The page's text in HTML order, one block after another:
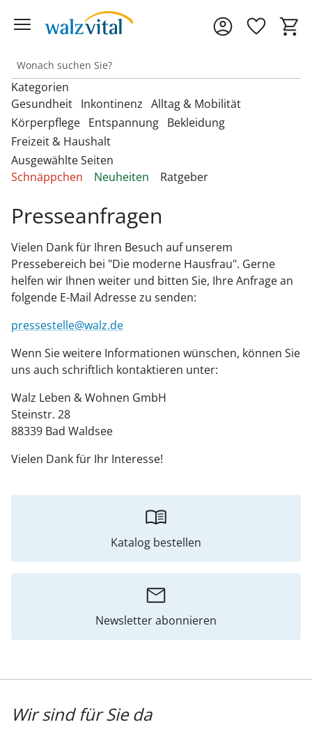
Kategorien
Gesundheit
Entdecken Sie unsere Kategorien
Bandagen
Blutdruckmessgeräte &
Pulsoximeter
Diabetikerbedarf
Fitnessgeräte
Fußpflegeprodukte
Hausapotheke
‎ Alle Anzeigen
Fußbandagen
Kniebandagen
Rückenbandagen & Stützgürtel
Inkontinenz
Entdecken Sie unsere Kategorien
Beckenbodentrainer
Inkontinenzauflagen
Inkontinenzeinlagen
Inkontinenzhosen
Inkontinenz-
Hygieneprodukte
Toilettenstühle
Nachttöpfe
Alltag & Mobilität
Entdecken Sie unsere Kategorien
Anziehhilfen
Aufstehhilfen
Aufstehsessel
Bade- & Toilettenhilfen
Einkaufstrolleys
Elektromobile
Ess- & Trinkhilfen
‎ Alle Anzeigen
Körperpflege
Entdecken Sie unsere Kategorien
Rasierer
Haarpflege
Hautpflegeprodukte
Kosmetikprodukte
Fußpflegeprodukte
Parfüm
Entspannung
Entdecken Sie unsere Kategorien
Fußbäder
Heizdecken & -kissen
Kälte- & Wärmetherapie
Massage-Produkte
Schnarchen
Bekleidung
Entdecken Sie unsere Kategorien
Damenbekleidung
Damenschuhe
Herrenbekleidung
Herrenschuhe
‎ Alle Anzeigen
Gürtel & Hosenträger
Freizeit & Haushalt
Autozubehör
Dekoartikel &
Heimtextilien
Fahrräder & Zubehör
Gartenaccessoires
Geschenkideen
Kleinmöbel
Ausgewählte Seiten
Schnäppchen
Neuheiten Ratgeber
Onlineshop auswählen
Presseanfragen
Vielen Dank für Ihren Besuch auf unserem
Pressebereich bei "Die moderne Hausfrau". Gerne
helfen wir Ihnen weiter und bitten Sie, Ihre Anfrage an
folgende E-Mail Adresse zu senden:
pressestelle@walz.de
Wenn Sie weitere Informationen wünschen, können Sie
uns auch schriftlich kontaktieren unter:
Walz Leben & Wohnen GmbH
Steinstr. 28
88339 Bad Waldsee
Vielen Dank für Ihr Interesse!
Katalog bestellen
Newsletter abonnieren
Wir sind für Sie da